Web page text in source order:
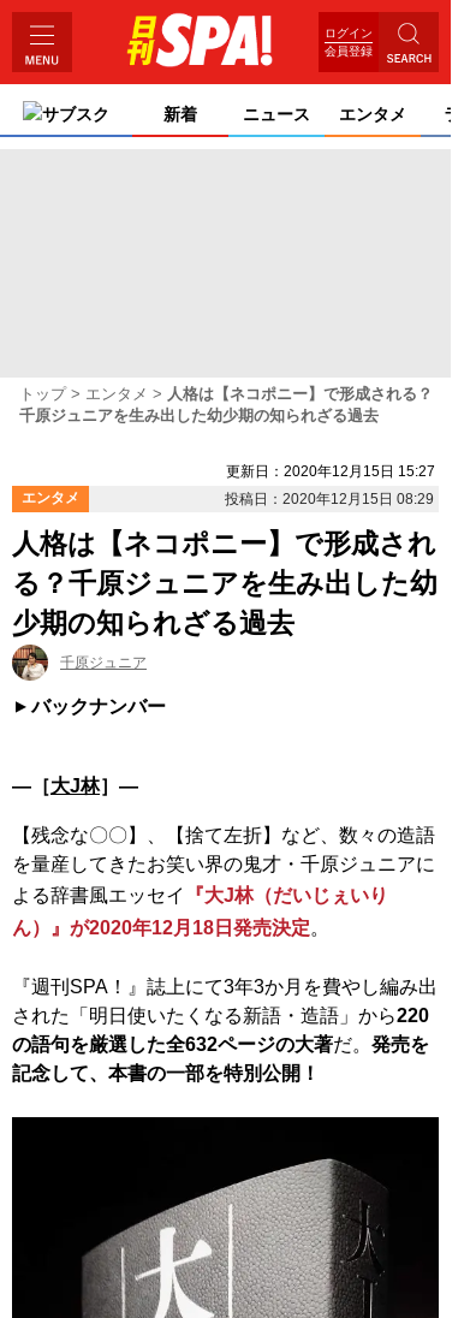
ログイン
会員登録
サブスク 新着 ニュース エンタメ ライ
トップ エンタメ
人格は【ネコポニー】で形成される？
千原ジュニアを生み出した幼少期の知られざる過去
更新日：2020年12月15日 15:27
エンタメ
投稿日：2020年12月15日 08:29
人格は【ネコポニー】で形成され
る？千原ジュニアを生み出した幼
少期の知られざる過去
千原ジュニア
バックナンバー
―［大J林］―
【残念な〇〇】、【捨て左折】など、数々の造語
を量産してきたお笑い界の鬼才・千原ジュニアに
よる辞書風エッセイ
『大J林（だいじぇいり
ん）』が2020年12月18日発売決定。
『週刊SPA！』誌上にて3年3か月を費やし編み出
された「明日使いたくなる新語・造語」から220
の語句を厳選した全632ページの大著だ。 発売を
記念して、本書の一部を特別公開！